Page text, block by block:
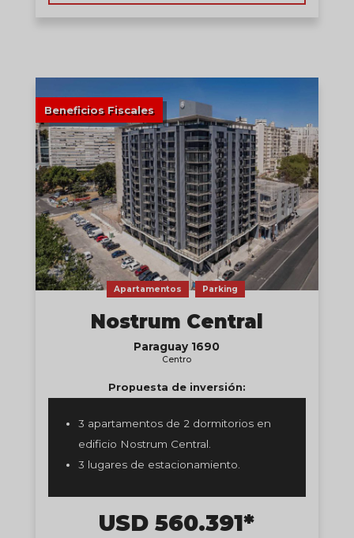
Beneficios Fiscales
Apartamentos Parking
Nostrum Central
Paraguay 1690
Centro
Propuesta de inversión:
3 apartamentos de 2 dormitorios en
edificio Nostrum Central.
3 lugares de estacionamiento.
USD 560.391*